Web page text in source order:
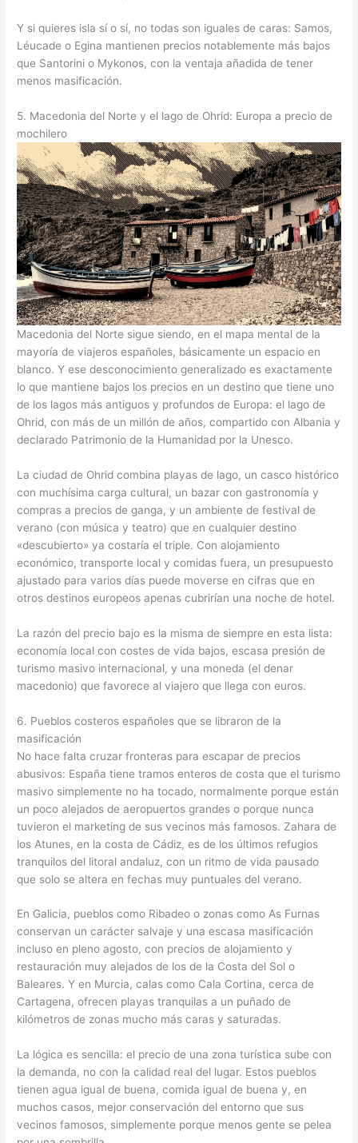
Y si quieres isla sí o sí, no todas son iguales de caras: Samos,
Léucade o Egina mantienen precios notablemente más bajos
que Santorini o Mykonos, con la ventaja añadida de tener
menos masificación.
5. Macedonia del Norte y el lago de Ohrid: Europa a precio de
mochilero
Macedonia del Norte sigue siendo, en el mapa mental de la
mayoría de viajeros españoles, básicamente un espacio en
blanco. Y ese desconocimiento generalizado es exactamente
lo que mantiene bajos los precios en un destino que tiene uno
de los lagos más antiguos y profundos de Europa: el lago de
Ohrid, con más de un millón de años, compartido con Albania y
declarado Patrimonio de la Humanidad por la Unesco.
La ciudad de Ohrid combina playas de lago, un casco histórico
con muchísima carga cultural, un bazar con gastronomía y
compras a precios de ganga, y un ambiente de festival de
verano (con música y teatro) que en cualquier destino
«descubierto» ya costaría el triple. Con alojamiento
económico, transporte local y comidas fuera, un presupuesto
ajustado para varios días puede moverse en cifras que en
otros destinos europeos apenas cubrirían una noche de hotel.
La razón del precio bajo es la misma de siempre en esta lista:
economía local con costes de vida bajos, escasa presión de
turismo masivo internacional, y una moneda (el denar
macedonio) que favorece al viajero que llega con euros.
6. Pueblos costeros españoles que se libraron de la
masificación
No hace falta cruzar fronteras para escapar de precios
abusivos: España tiene tramos enteros de costa que el turismo
masivo simplemente no ha tocado, normalmente porque están
un poco alejados de aeropuertos grandes o porque nunca
tuvieron el marketing de sus vecinos más famosos. Zahara de
los Atunes, en la costa de Cádiz, es de los últimos refugios
tranquilos del litoral andaluz, con un ritmo de vida pausado
que solo se altera en fechas muy puntuales del verano.
En Galicia, pueblos como Ribadeo o zonas como As Furnas
conservan un carácter salvaje y una escasa masificación
incluso en pleno agosto, con precios de alojamiento y
restauración muy alejados de los de la Costa del Sol o
Baleares. Y en Murcia, calas como Cala Cortina, cerca de
Cartagena, ofrecen playas tranquilas a un puñado de
kilómetros de zonas mucho más caras y saturadas.
La lógica es sencilla: el precio de una zona turística sube con
la demanda, no con la calidad real del lugar. Estos pueblos
tienen agua igual de buena, comida igual de buena y, en
muchos casos, mejor conservación del entorno que sus
vecinos famosos, simplemente porque menos gente se pelea